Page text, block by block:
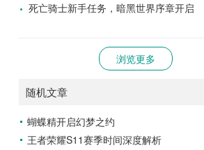
死亡骑士新手任务，暗黑世界序章开启
浏览更多
随机文章
蝴蝶精开启幻梦之约
王者荣耀S11赛季时间深度解析